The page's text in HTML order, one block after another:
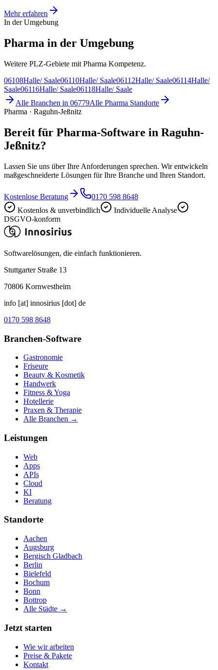
Mehr erfahren
In der Umgebung
Pharma in der Umgebung
Weitere PLZ-Gebiete mit Pharma Kompetenz.
06108Halle/ Saale06110Halle/ Saale06112Halle/ Saale06114Halle/
Saale06116Halle/ Saale06118Halle/ Saale
Alle Branchen in 06779Alle Pharma Standorte
Pharma · Raguhn-Jeßnitz
Bereit für Pharma-Software in Raguhn-
Jeßnitz?
Lassen Sie uns über Ihre Anforderungen sprechen. Wir entwickeln
maßgeschneiderte Lösungen für Ihre Branche und Ihren Standort.
Kostenlose Beratung
0170 598 8648
Kostenlos & unverbindlich
Individuelle Analyse
DSGVO-konform
Softwarelösungen, die einfach funktionieren.
Stuttgarter Straße 13
70806 Kornwestheim
info [at] innosirius [dot] de
0170 598 8648
Branchen-Software
Gastronomie
Friseure
Beauty & Kosmetik
Handwerk
Fitness & Yoga
Hotellerie
Praxen & Therapie
Alle Branchen →
Leistungen
Web
Apps
APIs
Cloud
KI
Beratung
Standorte
Aachen
Augsburg
Bergisch Gladbach
Berlin
Bielefeld
Bochum
Bonn
Bottrop
Alle Städte →
Jetzt starten
Wie wir arbeiten
Preise & Pakete
Kontakt